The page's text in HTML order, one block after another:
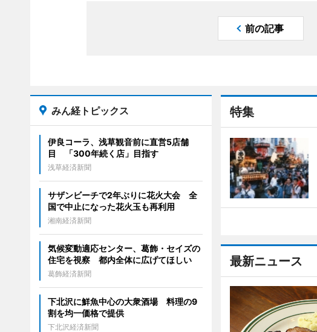
前の記事
特集
最新ニュース
みん経トピックス
伊良コーラ、浅草観音前に直営5店舗
目 「300年続く店」目指す
浅草経済新聞
サザンビーチで2年ぶりに花火大会 全
国で中止になった花火玉も再利用
湘南経済新聞
気候変動適応センター、葛飾・セイズの
住宅を視察 都内全体に広げてほしい
葛飾経済新聞
下北沢に鮮魚中心の大衆酒場 料理の9
割を均一価格で提供
下北沢経済新聞